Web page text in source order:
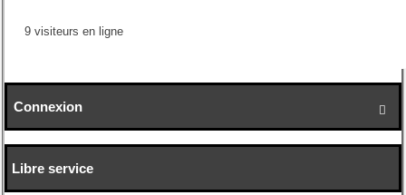
9 visiteurs en ligne

Connexion
Libre service